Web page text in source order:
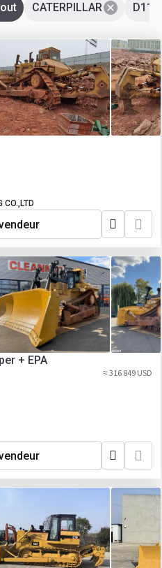
D11
CATERPILLAR
CO.,LTD
+ EPA
≈ 316 849 USD